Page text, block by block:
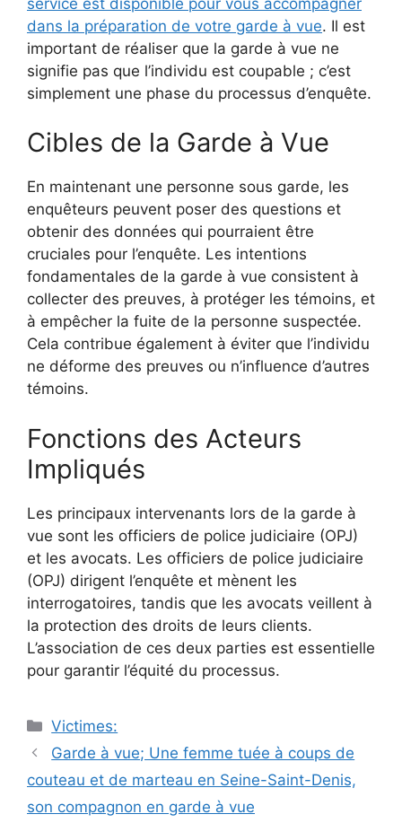
dans la préparation de votre garde à vue. Il est
important de réaliser que la garde à vue ne
signifie pas que l’individu est coupable ; c’est
simplement une phase du processus d’enquête.
Cibles de la Garde à Vue
En maintenant une personne sous garde, les
enquêteurs peuvent poser des questions et
obtenir des données qui pourraient être
cruciales pour l’enquête. Les intentions
fondamentales de la garde à vue consistent à
collecter des preuves, à protéger les témoins, et
à empêcher la fuite de la personne suspectée.
Cela contribue également à éviter que l’individu
ne déforme des preuves ou n’influence d’autres
témoins.
Fonctions des Acteurs
Impliqués
Les principaux intervenants lors de la garde à
vue sont les officiers de police judiciaire (OPJ)
et les avocats. Les officiers de police judiciaire
(OPJ) dirigent l’enquête et mènent les
interrogatoires, tandis que les avocats veillent à
la protection des droits de leurs clients.
L’association de ces deux parties est essentielle
pour garantir l’équité du processus.
Catégories
Victimes:
Navigation
Garde à vue; Une femme tuée à coups de
couteau et de marteau en Seine-Saint-Denis,
son compagnon en garde à vue